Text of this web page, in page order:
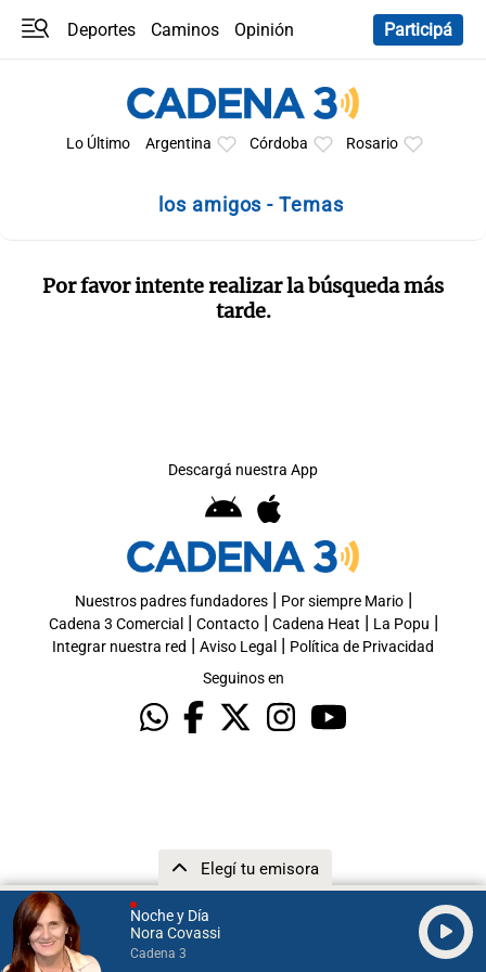
Noche y Día
Nora Covassi
Cadena 3
Elegí tu emisora
Deportes Caminos
Opinión
Participá
Lo Último Argentina Córdoba Rosario
los amigos - Temas
Por favor intente realizar la búsqueda más
tarde.
Descargá nuestra App
Nuestros padres fundadores| Por siempre Mario|
Cadena 3 Comercial | Contacto| Cadena Heat | La Popu |
Integrar nuestra red | Aviso Legal | Política de Privacidad
Seguinos en